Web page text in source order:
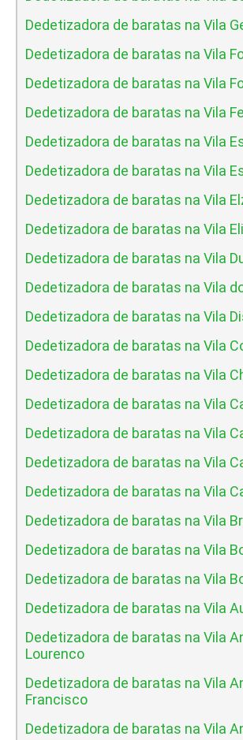
Dedetizadora de baratas na Vila
Dedetizadora de baratas na Vila
Dedetizadora de baratas na Vila
Dedetizadora de baratas na Vila
Dedetizadora de baratas na Vila
Dedetizadora de baratas na Vila
Dedetizadora de baratas na Vila
Dedetizadora de baratas na Vila
Dedetizadora de baratas na Vila
Dedetizadora de baratas na Vila
Dedetizadora de baratas na Vila
Dedetizadora de baratas na Vila
Dedetizadora de baratas na Vila
Dedetizadora de baratas na Vila
Dedetizadora de baratas na Vila
Dedetizadora de baratas na Vila
Dedetizadora de baratas na Vila
Dedetizadora de baratas na Vila
Dedetizadora de baratas na Vila
Dedetizadora de baratas na Vila
Dedetizadora de baratas na Vila
Dedetizadora de baratas na Vila
Lourenco
Dedetizadora de baratas na Vila
Francisco
Dedetizadora de baratas na Vila